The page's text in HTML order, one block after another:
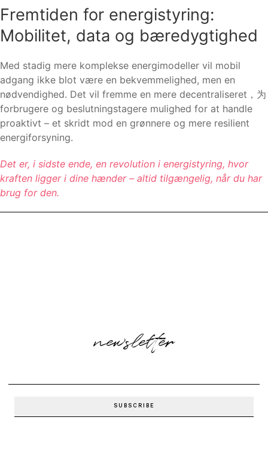
Fremtiden for energistyring:
Mobilitet, data og bæredygtighed
Med stadig mere komplekse energimodeller vil mobil
adgang ikke blot være en bekvemmelighed, men en
nødvendighed. Det vil fremme en mere decentraliseret，为
forbrugere og beslutningstagere mulighed for at handle
proaktivt – et skridt mod en grønnere og mere resilient
energiforsyning.
Det er, i sidste ende, en revolution i energistyring, hvor
kraften ligger i dine hænder – altid tilgængelig, når du har
brug for den.
newsletter